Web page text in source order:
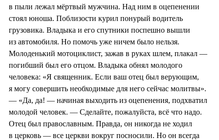
в пыли лежал мёртвый мужчина. Над ним в оцепенении
стоял юноша. Поблизости курил понурый водитель
грузовика. Владыка и его спутники поспешно вышли
из автомобиля. Но помочь уже ничем было нельзя.
Молоденький мотоциклист, зажав в руках шлем, плакал —
погибший был его отцом. Владыка обнял молодого
человека: «Я священник. Если ваш отец был верующим,
я могу совершить необходимые для него сейчас молитвы».
— «Да, да! — начиная выходить из оцепенения, подхватил
молодой человек. — Сделайте, пожалуйста, всё что надо.
Отец был православным. Правда, он никогда не ходил
в церковь — все церкви вокруг посносили. Но он всегда